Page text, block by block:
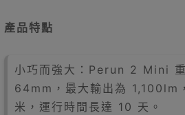
產品特點
小巧而強大：Perun 2 Mini
64mm，最大輸出為 1,100lm
米，運行時間長達 10 天。